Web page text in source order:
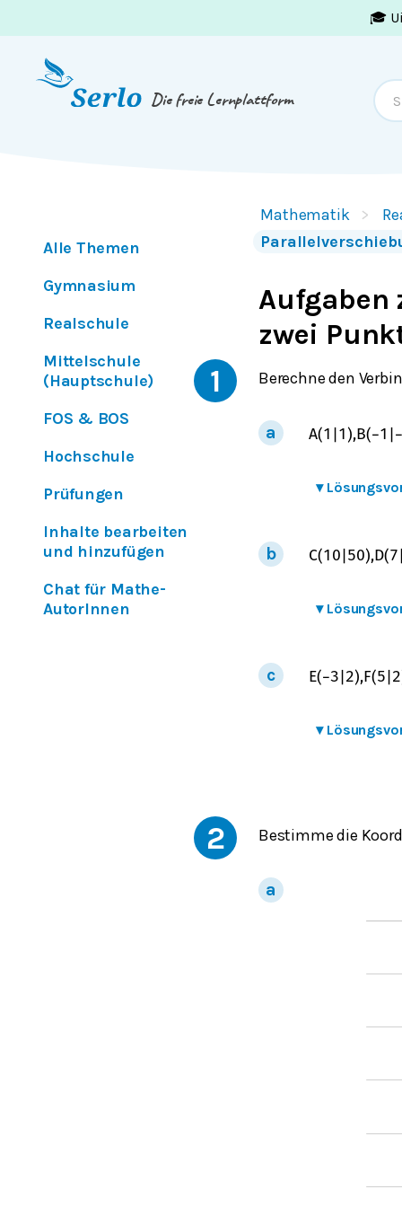
🎓
Die freie Lernplattform
Alle Themen
Gymnasium
Realschule
Mittelschule
(Hauptschule)
FOS & BOS
Hochschule
Prüfungen
Inhalte bearbeiten
und hinzufügen
Chat für Mathe-
AutorInnen
Mathematik
Aufgaben
zwei
1 Berechne den
A(1 1 ),B(−1 −
▾
C(10 50),D(7
▾
E(−3 2),F(5 2
▾
2 Bestimme die